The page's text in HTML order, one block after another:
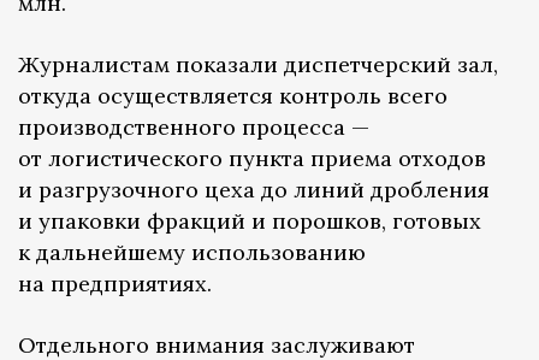
Журналистам показали диспетчерский зал,
откуда осуществляется контроль всего
производственного процесса —
от логистического пункта приема отходов
и разгрузочного цеха до линий дробления
и упаковки фракций и порошков, готовых
к дальнейшему использованию
на предприятиях.
Отдельного внимания заслуживают